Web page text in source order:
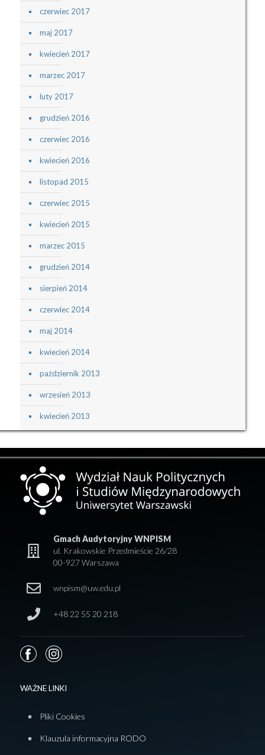
czerwiec 2017
maj 2017
kwiecień 2017
marzec 2017
luty 2017
grudzień 2016
czerwiec 2016
kwiecień 2016
listopad 2015
czerwiec 2015
kwiecień 2015
marzec 2015
grudzień 2014
sierpień 2014
czerwiec 2014
maj 2014
kwiecień 2014
październik 2013
wrzesień 2013
kwiecień 2013
Gmach Audytoryjny WNPISM
ul. Krakowskie Przedmieście 26/28
00-927 Warszawa
wnpism@uw.edu.pl
+48 22 55 20 218
WAŻNE LINKI
Pliki Cookies
Klauzula informacyjna RODO